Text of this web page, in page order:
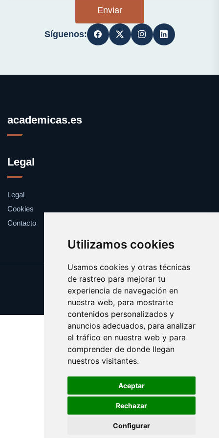
Utilizamos cookies
Usamos cookies y otras técnicas
de rastreo para mejorar tu
experiencia de navegación en
nuestra web, para mostrarte
contenidos personalizados y
anuncios adecuados, para analizar
el tráfico en nuestra web y para
comprender de donde llegan
nuestros visitantes.
Aceptar
Rechazar
Configurar
Enviar
Síguenos:
academicas.es
Legal
Legal
Cookies
Contacto
Update cookies preferences
Copyright © 2025 academicas.es